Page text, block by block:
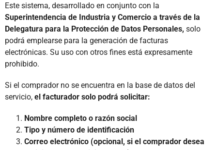
Este sistema, desarrollado en conjunto con la
Superintendencia de Industria y Comercio a través de la
Delegatura para la Protección de Datos Personales, solo
podrá emplearse para la generación de facturas
electrónicas. Su uso con otros fines está expresamente
prohibido.
Si el comprador no se encuentra en la base de datos del
servicio, el facturador solo podrá solicitar:
Nombre completo o razón social
Tipo y número de identificación
Correo electrónico (opcional, si el comprador desea